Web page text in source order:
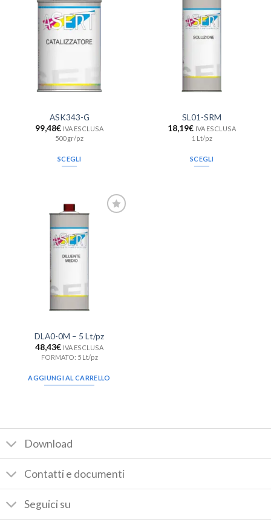
Aggiungi
alla lista
ASK343-G
99,48€ IVA ESCLUSA
500 gr/pz
SCEGLI
SL01-SRM
18,19€ IVA ESCLUSA
1 Lt/pz
SCEGLI
DLA0-0M – 5 Lt/pz
48,43€ IVA ESCLUSA
FORMATO: 5 Lt/pz
AGGIUNGI AL CARRELLO
Download
Contatti e documenti
Seguici su